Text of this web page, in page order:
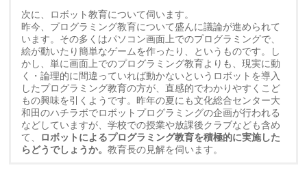
次に、ロボット教育について伺います。
昨今、プログラミング教育について盛んに議論が進められて
います。その多くはパソコン画面上でのプログラミングで、
絵が動いたり簡単なゲームを作ったり、というものです。し
かし、単に画面上でのプログラミング教育よりも、現実に動
く・論理的に間違っていれば動かないというロボットを導入
したプログラミング教育の方が、直感的でわかりやすくこど
もの興味を引くようです。昨年の夏にも文化総合センター大
和田のハチラボでロボットプログラミングの企画が行われる
などしていますが、学校での授業や放課後クラブなども含め
て、 ロボットによるプログラミング教育を積極的に実施した
らどうでしょうか。教育長の見解を伺います。